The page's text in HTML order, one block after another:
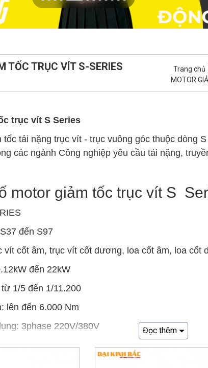
TỐC TRỤC VÍT S-SERIES Trang chủ
MOTOR
trục vít S Series
tốc tải nặng trục vít - trục vuông góc thuộc dòng
các ngành Công nghiệp yêu cầu tải nặng,
motor giảm tốc trục vít S
đến S97
vít cốt âm, trục vít cốt dương, loa cốt âm, loa cốt
đến 22kW
1/5 đến 1/11.200
lên đến 6.000 Nm
3phase 220V/380V
motor giảm tốc trục vít S Series:
Đọc thêm